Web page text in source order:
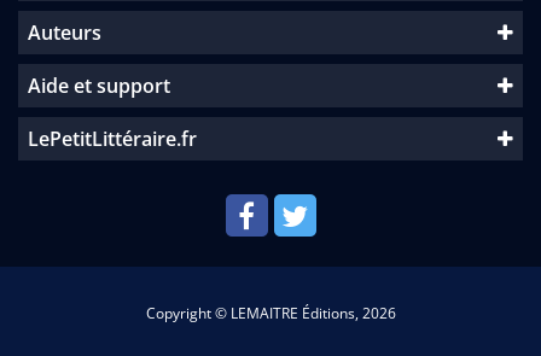
Auteurs
Aide et support
LePetitLittéraire.fr
Copyright © LEMAITRE Éditions, 2026